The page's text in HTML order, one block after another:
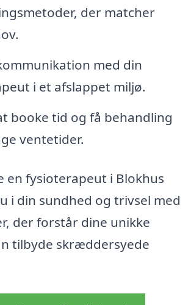
der matcher
med din
i et afslappet miljø.
booke tid og få behandling
ventetider.
en fysioterapeut i Blokhus
i din sundhed og trivsel med
der forstår dine unikke
tilbyde skræddersyede